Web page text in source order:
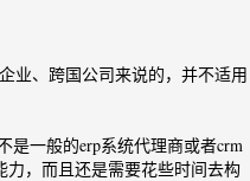
业、跨国公司来说的，并不适用
是一般的erp系统代理商或者crm
，而且还是需要花些时间去构